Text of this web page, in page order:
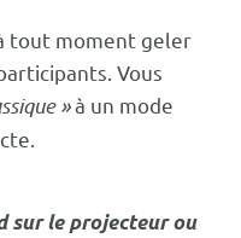
tout moment geler
Vous
»à un mode
sur le projecteur ou